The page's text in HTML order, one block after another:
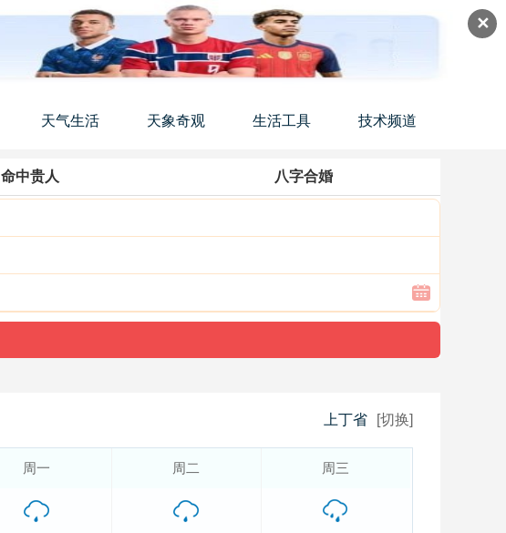
✕
天气生活 天象奇观 生活工具 技术频道
命中贵人 八字合婚
上丁省 [切换]
周一 周二 周三